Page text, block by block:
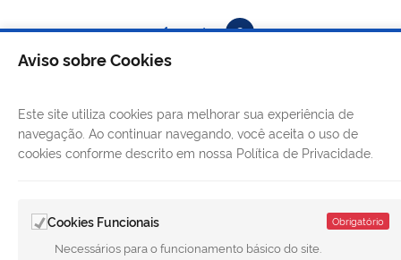
Paginação
de
posts
1 2
Aviso sobre Cookies
Este site utiliza cookies para melhorar sua experiência de
navegação. Ao continuar navegando, você aceita o uso de
cookies conforme descrito em nossa Política de Privacidade.
Cookies Funcionais Obrigatório
Necessários para o funcionamento básico do site.